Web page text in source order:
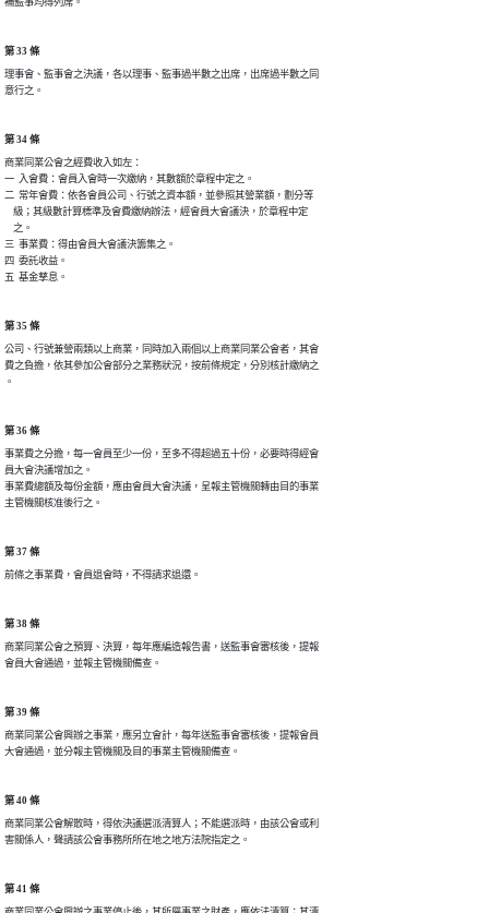
第 33 條
理事會、監事會之決議，各以理事、監事過半數之出席，出席過半數之同
意行之。
第 34 條
商業同業公會之經費收入如左：
一  入會費：會員入會時一次繳納，其數額於章程中定之。
二  常年會費：依各會員公司、行號之資本額，並參照其營業額，劃分等
    級；其級數計算標準及會費繳納辦法，經會員大會議決，於章程中定
    之。
三  事業費：得由會員大會議決籌集之。
四  委託收益。
五  基金孳息。
第 35 條
公司、行號兼營兩類以上商業，同時加入兩個以上商業同業公會者，其會
費之負擔，依其參加公會部分之業務狀況，按前條規定，分別核計繳納之
。
第 36 條
事業費之分擔，每一會員至少一份，至多不得超過五十份，必要時得經會
員大會決議增加之。
事業費總額及每份金額，應由會員大會決議，呈報主管機關轉由目的事業
主管機關核准後行之。
第 37 條
前條之事業費，會員退會時，不得請求退還。
第 38 條
商業同業公會之預算、決算，每年應編造報告書，送監事會審核後，提報
會員大會通過，並報主管機關備查。
第 39 條
商業同業公會興辦之事業，應另立會計，每年送監事會審核後，提報會員
大會通過，並分報主管機關及目的事業主管機關備查。
第 40 條
商業同業公會解散時，得依決議選派清算人；不能選派時，由該公會或利
害關係人，聲請該公會事務所所在地之地方法院指定之。
第 41 條